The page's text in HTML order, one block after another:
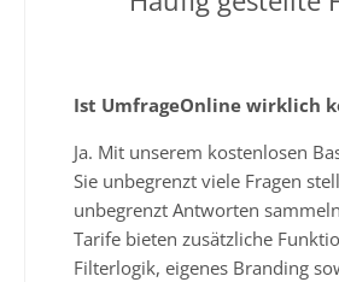
Ist UmfrageOnline wirklich
Ja. Mit unserem kostenlosen
Sie unbegrenzt viele Fragen
unbegrenzt Antworten
Tarife bieten zusätzliche
Filterlogik, eigenes Branding